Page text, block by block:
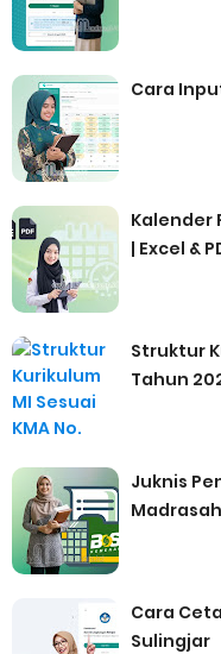
Cara
Kalender
| Excel &
Struktur
Tahun
Juknis
Cara
Sulingjar